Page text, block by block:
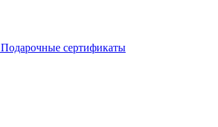
Подарочные сертификаты